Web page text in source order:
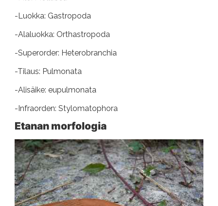
-Luokka: Gastropoda
-Alaluokka: Orthastropoda
-Superorder: Heterobranchia
-Tilaus: Pulmonata
-Alisäike: eupulmonata
-Infraorden: Stylomatophora
Etanan morfologia